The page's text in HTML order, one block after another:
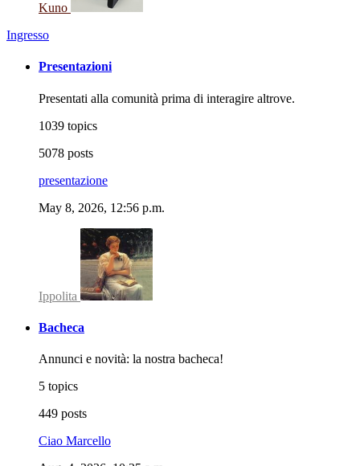
Kuno
Ingresso
Presentazioni
Presentati alla comunità prima di interagire altrove.
1039 topics
5078 posts
presentazione
May 8, 2026, 12:56 p.m.
Ippolita
Bacheca
Annunci e novità: la nostra bacheca!
5 topics
449 posts
Ciao Marcello